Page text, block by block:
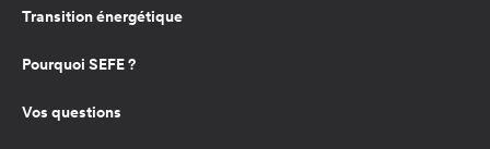
Transition énergétique
Pourquoi SEFE ?
Vos questions